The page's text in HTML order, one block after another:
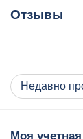
Отзывы
Недавно
Моя